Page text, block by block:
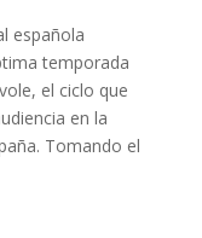
española
temporada
el ciclo que
en la
Tomando el